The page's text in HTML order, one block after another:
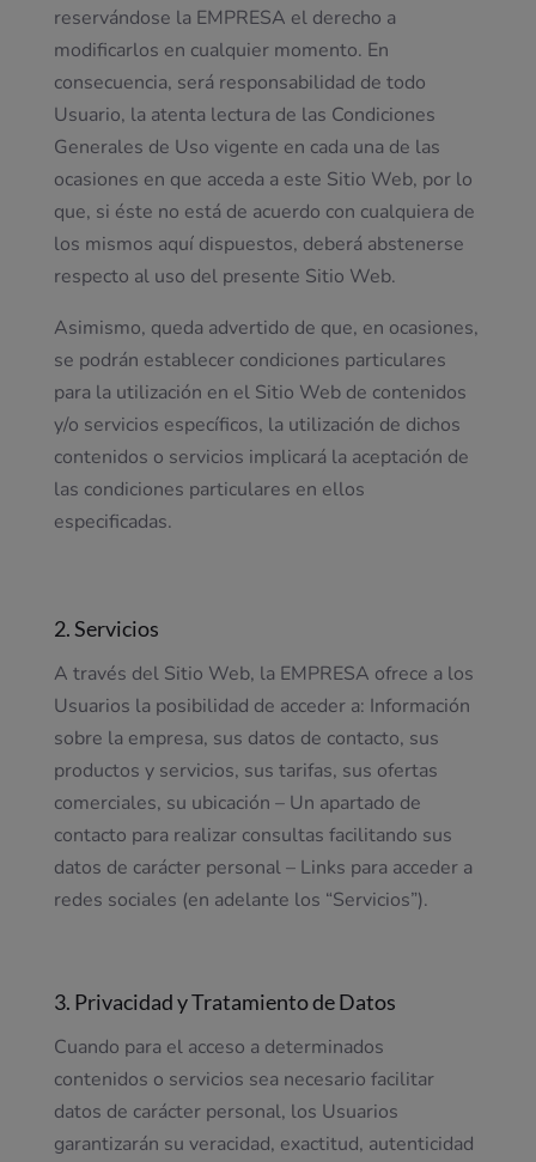
reservándose la EMPRESA el derecho a
modificarlos en cualquier momento. En
consecuencia, será responsabilidad de todo
Usuario, la atenta lectura de las Condiciones
Generales de Uso vigente en cada una de las
ocasiones en que acceda a este Sitio Web, por lo
que, si éste no está de acuerdo con cualquiera de
los mismos aquí dispuestos, deberá abstenerse
respecto al uso del presente Sitio Web.
Asimismo, queda advertido de que, en ocasiones,
se podrán establecer condiciones particulares
para la utilización en el Sitio Web de contenidos
y/o servicios específicos, la utilización de dichos
contenidos o servicios implicará la aceptación de
las condiciones particulares en ellos
especificadas.
2. Servicios
A través del Sitio Web, la EMPRESA ofrece a los
Usuarios la posibilidad de acceder a: Información
sobre la empresa, sus datos de contacto, sus
productos y servicios, sus tarifas, sus ofertas
comerciales, su ubicación – Un apartado de
contacto para realizar consultas facilitando sus
datos de carácter personal – Links para acceder a
redes sociales (en adelante los “Servicios”).
3. Privacidad y Tratamiento de Datos
Cuando para el acceso a determinados
contenidos o servicios sea necesario facilitar
datos de carácter personal, los Usuarios
garantizarán su veracidad, exactitud, autenticidad